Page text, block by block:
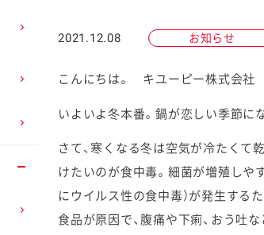
2021.12.08 お知らせ
こんにちは。 キユーピー株式会社
いよいよ冬本番。鍋が恋しい季節に
さて、寒くなる冬は空気が冷たくて
けたいのが食中毒。細菌が増殖しや
にウイルス性の食中毒）が発生する
食品が原因で、腹痛や下痢、おう吐